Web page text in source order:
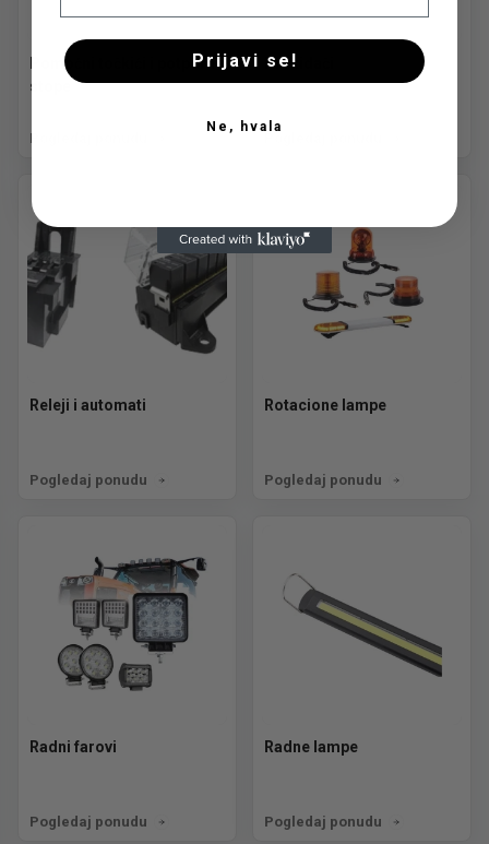
Pomoćni točkići i potporne
stope
Pogledaj ponudu
Prekidači
Releji i automati
Pogledaj ponudu
Rotacione lampe
Pogledaj ponudu
Radni farovi
Pogledaj ponudu
Radne lampe
Pogledaj ponudu
Prijavi se!
Ne, hvala